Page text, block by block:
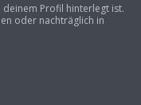
deinem Profil hinterlegt ist.
oder nachträglich in